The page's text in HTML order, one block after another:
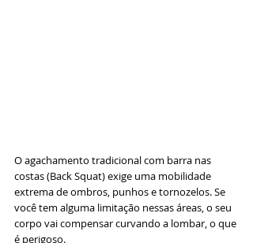
O agachamento tradicional com barra nas
costas (Back Squat) exige uma mobilidade
extrema de ombros, punhos e tornozelos. Se
você tem alguma limitação nessas áreas, o seu
corpo vai compensar curvando a lombar, o que
é perigoso.